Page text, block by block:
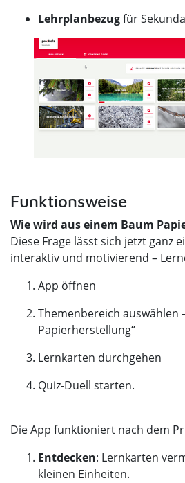
Lehrplanbezugfür
Funktionsweise
Wie wird aus einem Baum
Diese Frage lässt sich jetzt ganz
interaktiv und motivierend –
App öffnen
Themenbereich auswählen
Papierherstellung“
Lernkarten durchgehen
Quiz-Duell starten.
Die App funktioniert nach dem
Entdecken: Lernkarten
kleinen Einheiten.